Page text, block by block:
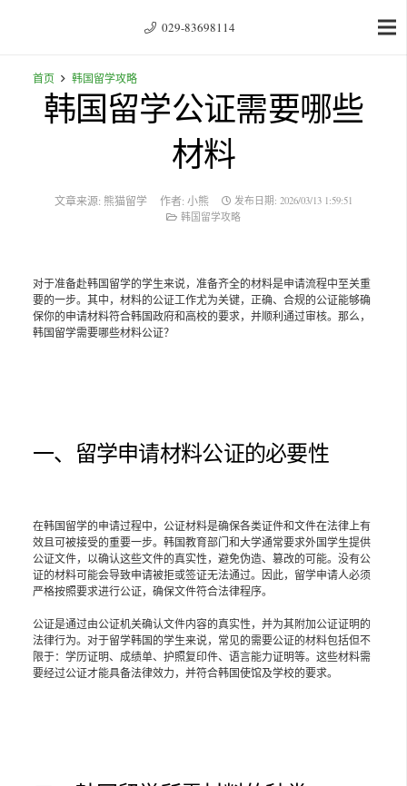
029-83698114
首页 韩国留学攻略
韩国留学公证需要哪些
材料
文章来源: 熊猫留学 作者: 小熊 发布日期:2026/03/13 1:59:51
韩国留学攻略
对于准备赴韩国留学的学生来说，准备齐全的材料是申请流程中至关重
要的一步。其中，材料的公证工作尤为关键，正确、合规的公证能够确
保你的申请材料符合韩国政府和高校的要求，并顺利通过审核。那么，
韩国留学需要哪些材料公证？
一、留学申请材料公证的必要性
在韩国留学的申请过程中，公证材料是确保各类证件和文件在法律上有
效且可被接受的重要一步。韩国教育部门和大学通常要求外国学生提供
公证文件，以确认这些文件的真实性，避免伪造、篡改的可能。没有公
证的材料可能会导致申请被拒或签证无法通过。因此，留学申请人必须
严格按照要求进行公证，确保文件符合法律程序。
公证是通过由公证机关确认文件内容的真实性，并为其附加公证证明的
法律行为。对于留学韩国的学生来说，常见的需要公证的材料包括但不
限于：学历证明、成绩单、护照复印件、语言能力证明等。这些材料需
要经过公证才能具备法律效力，并符合韩国使馆及学校的要求。